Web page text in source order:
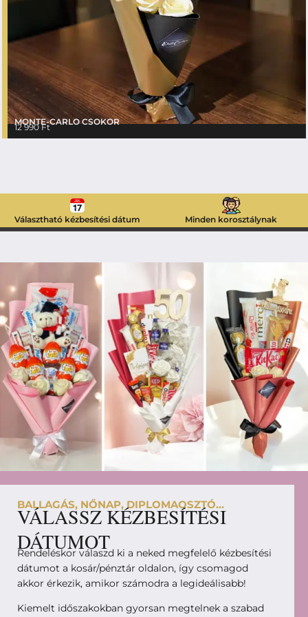
MONTE-CARLO CSOKOR
12 990Ft
Választható kézbesítési dátum Minden korosztálynak
BALLAGÁS, NŐNAP, DIPLOMAOSZTÓ...
VÁLASSZ KÉZBESÍTÉSI
DÁTUMOT
Rendeléskor válaszd ki a neked megfelelő kézbesítési
dátumot a kosár/pénztár oldalon, így csomagod
akkor érkezik, amikor számodra a legideálisabb!
Kiemelt időszakokban gyorsan megtelnek a szabad